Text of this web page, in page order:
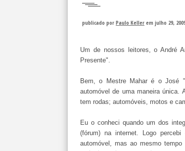
publicado por Paulo Keller em julho 29,
Um de nossos leitores, o André
Presente".
Bem, o Mestre Mahar é o José
automóvel de uma maneira única.
tem rodas; automóveis, motos e
Eu o conheci quando um dos
(fórum) na internet. Logo
automóvel, mas ao mesmo